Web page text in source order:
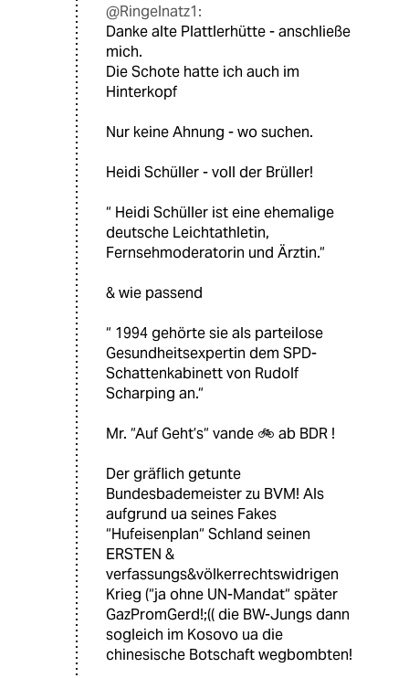
@Ringelnatz1:
Danke alte Plattlerhütte - anschließe
mich.
Die Schote hatte ich auch im
Hinterkopf
Nur keine Ahnung - wo suchen.
Heidi Schüller - voll der Brüller!
“ Heidi Schüller ist eine ehemalige
deutsche Leichtathletin,
Fernsehmoderatorin und Ärztin.“
& wie passend
“ 1994 gehörte sie als parteilose
Gesundheitsexpertin dem SPD-
Schattenkabinett von Rudolf
Scharping an.“
Mr. “Auf Geht’s“ vande 🚲 ab BDR !
Der gräflich getunte
Bundesbademeister zu BVM! Als
aufgrund ua seines Fakes
“Hufeisenplan“ Schland seinen
ERSTEN &
verfassungs&völkerrechtswidrigen
Krieg (“ja ohne UN-Mandat“ später
GazPromGerd!;(( die BW-Jungs dann
sogleich im Kosovo ua die
chinesische Botschaft wegbombten!